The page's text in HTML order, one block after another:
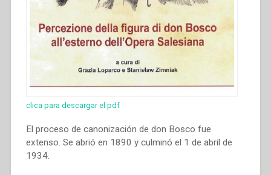
clica para descargar el pdf
El proceso de canonización de don Bosco fue
extenso. Se abrió en 1890 y culminó el 1 de abril de
1934.